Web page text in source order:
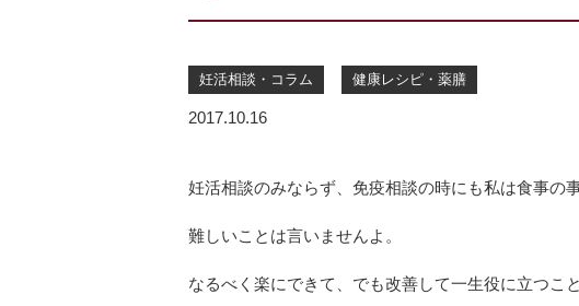
妊活相談・コラム 健康レシピ・薬膳
2017.10.16
妊活相談のみならず、免疫相談の時にも私は食事の
難しいことは言いませんよ。
なるべく楽にできて、でも改善して一生役に立つこ